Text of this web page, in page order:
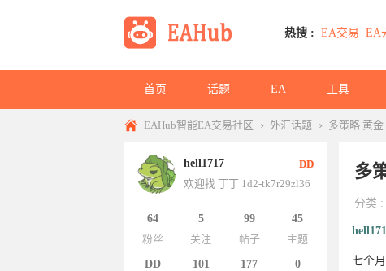
热搜 : EA交易 EA
首页 话题 EA 工具
EAHub智能EA交易社区 › 外汇话题 › 多策略 黄
多
分类 :
七个
hell1717
DD
欢迎找 丁丁 1d2-tk7r29zl36
64
粉丝
5
关注
99
帖子
45
主题
DD
101
177
0